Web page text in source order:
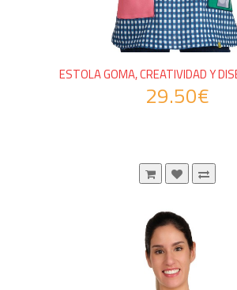
ESTOLA GOMA, CREATIVIDAD Y
29.50€